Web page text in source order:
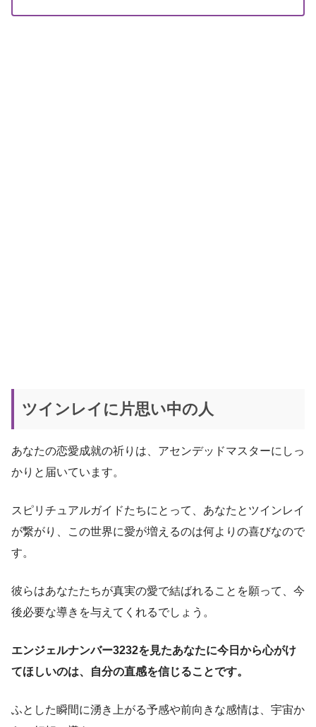
ツインレイに片思い中の人
あなたの恋愛成就の祈りは、アセンデッドマスターにしっ
かりと届いています。
スピリチュアルガイドたちにとって、あなたとツインレイ
が繋がり、この世界に愛が増えるのは何よりの喜びなので
す。
彼らはあなたたちが真実の愛で結ばれることを願って、今
後必要な導きを与えてくれるでしょう。
エンジェルナンバー3232を見たあなたに今日から心がけ
てほしいのは、自分の直感を信じることです。
ふとした瞬間に湧き上がる予感や前向きな感情は、宇宙か